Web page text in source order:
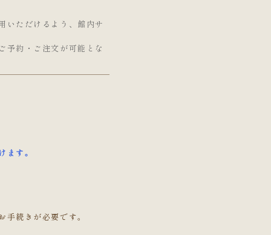
いただけるよう、館内サ
予約・ご注文が可能とな
す。
手続きが必要です。